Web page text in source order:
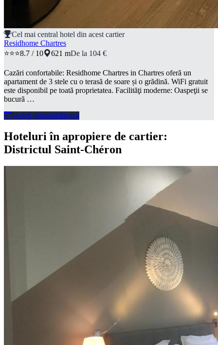
Cel mai central hotel din acest cartier
Residhome Chartres
⭐⭐⭐8.7 / 10 621 mDe la 104 €
Cazări confortabile: Residhome Chartres in Chartres oferă un
apartament de 3 stele cu o terasă de soare și o grădină. WiFi gratuit
este disponibil pe toată proprietatea. Facilităţi moderne: Oaspeţii se
bucură …
Vedeți disponibilitatea
Hoteluri în apropiere de cartier:
Districtul Saint-Chéron